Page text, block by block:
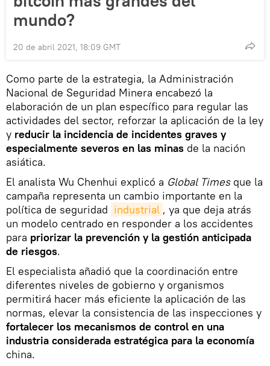
mundo?
20 de abril 2021, 18:09 GMT
Como parte de la estrategia, la Administración
Nacional de Seguridad Minera encabezó la
elaboración de un plan específico para regular las
actividades del sector, reforzar la aplicación de la ley
y reducir la incidencia de incidentes graves y
especialmente severos en las minas de la nación
asiática.
El analista Wu Chenhui explicó a Global Timesque la
campaña representa un cambio importante en la
política de seguridad industrial , ya que deja atrás
un modelo centrado en responder a los accidentes
para priorizar la prevención y la gestión anticipada
de riesgos.
El especialista añadió que la coordinación entre
diferentes niveles de gobierno y organismos
permitirá hacer más eficiente la aplicación de las
normas, elevar la consistencia de las inspecciones y
fortalecer los mecanismos de control en una
industria considerada estratégica para la economía
china.